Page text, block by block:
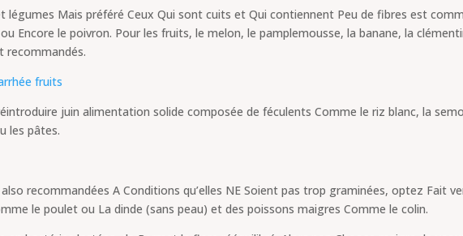
légumes Mais préféré Ceux Qui sont cuits et Qui contiennent Peu de fibres est
Encore le poivron. Pour les fruits, le melon, le pamplemousse, la banane, la
recommandés.
juin alimentation solide composée de féculents Comme le riz blanc, la
les pâtes.
recommandées A Conditions qu’elles NE Soient pas trop graminées, optez Fait
le poulet ou La dinde (sans peau) et des poissons maigres Comme le colin.